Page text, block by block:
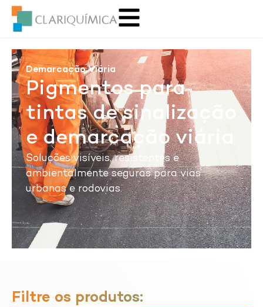
Demarcação Viária
Pigmentos para
tintas de sinalização
e demarcação viária
Soluções visíveis, resistentes e
ambientalmente seguras para vias
urbanas e rodovias.
Filtre os produtos: